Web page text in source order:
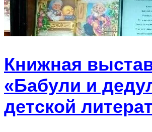
Книжная
«Бабули и
детской